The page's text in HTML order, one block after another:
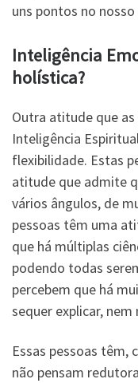
uns pontos no nosso
Inteligência
holística?
Outra atitude que
Inteligência
flexibilidade. Estas
atitude que admite
vários ângulos, de
pessoas têm uma
que há múltiplas
podendo todas
percebem que há
sequer explicar,
Essas pessoas
não pensam